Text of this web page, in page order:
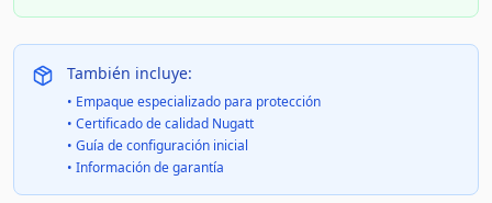
También incluye:
• Empaque especializado para protección
• Certificado de calidad Nugatt
• Guía de configuración inicial
• Información de garantía